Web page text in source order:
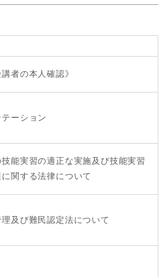
者の本人確認》
ーション
能実習の適正な実施及び技能実習
関する法律について
及び難民認定法について